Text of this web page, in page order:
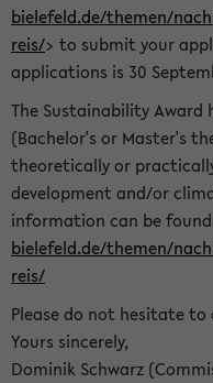
bielefeld.de/themen/
reis/> to submit your
applications is 30
The Sustainability
(Bachelor's or Master's
theoretically or
development and/or
information can be found
bielefeld.de/themen/
reis/
Please do not hesitate
Yours sincerely,
Dominik Schwarz